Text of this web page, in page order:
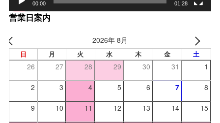
00:00 01:28
営業日案内
2026年 8月
日 月 火 水 木 金 土
26 27 28 29 30 31 1
2 3 4 5 6 7 8
9 10 11 12 13 14 15